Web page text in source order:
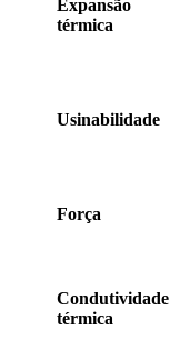
Expansão
térmica
Usinabilidade
Força
Condutividade
térmica